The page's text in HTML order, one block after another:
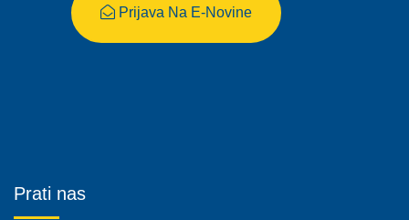
Prijava Na E-Novine
Prati nas